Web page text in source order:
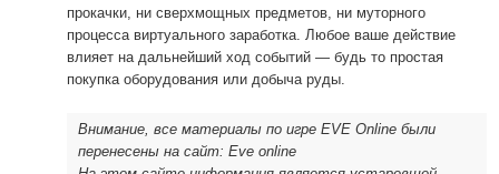
прокачки, ни сверхмощных предметов, ни муторного
процесса виртуального заработка. Любое ваше действие
влияет на дальнейший ход событий — будь то простая
покупка оборудования или добыча руды.
Внимание, все материалы по игре EVE Online были
перенесены на сайт: Eve online